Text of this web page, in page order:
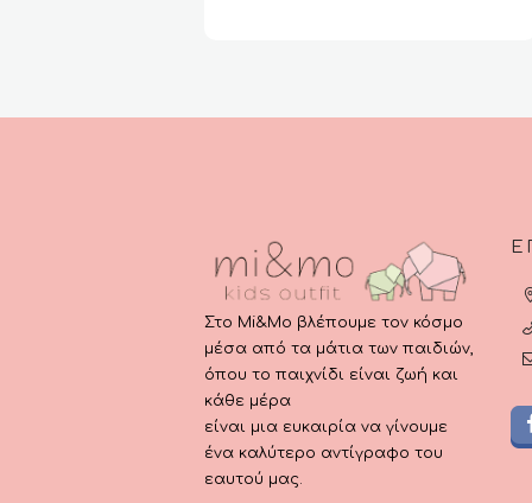
Στο Mi&Mo βλέπουμε τον κόσμο
μέσα από τα μάτια των παιδιών,
όπου το παιχνίδι είναι ζωή και
κάθε μέρα
είναι μια ευκαιρία να γίνουμε
ένα καλύτερο αντίγραφο του
εαυτού μας.